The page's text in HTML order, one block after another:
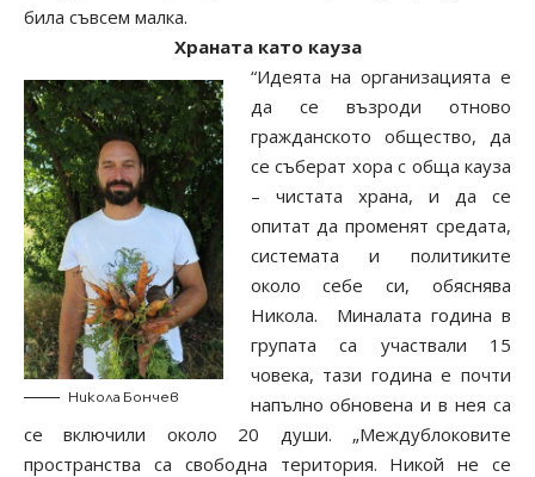
била съвсем малка.
Храната като кауза
Никола Бончев
“Идеята на организацията е
да се възроди отново
гражданското общество, да
се съберат хора с обща кауза
– чистата храна, и да се
опитат да променят средата,
системата и политиките
около себе си, обяснява
Никола. Миналата година в
групата са участвали 15
човека, тази година е почти
напълно обновена и в нея са
се включили около 20 души. „Междублоковите
пространства са свободна територия. Никой не се